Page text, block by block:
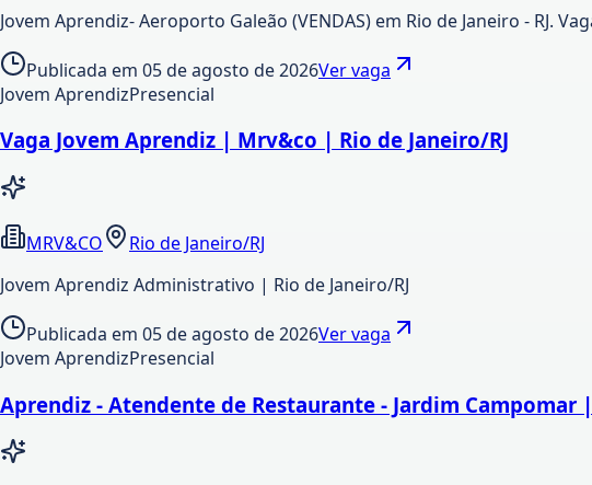
Jovem Aprendiz- Aeroporto Galeão (VENDAS) em Rio de Janeiro - RJ.
Publicada em 05 de agosto de 2026Ver vaga
Jovem AprendizPresencial
Vaga Jovem Aprendiz | Mrv&co | Rio de Janeiro/RJ
MRV&CO
Rio de Janeiro/RJ
Jovem Aprendiz Administrativo | Rio de Janeiro/RJ
Publicada em 05 de agosto de 2026Ver vaga
Jovem AprendizPresencial
Aprendiz - Atendente de Restaurante - Jardim Campomar